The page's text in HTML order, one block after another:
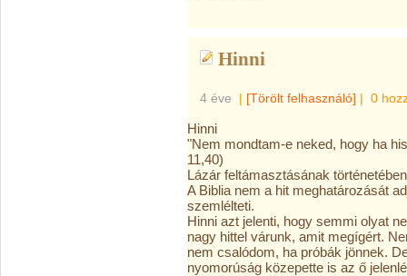
Hinni
4 éve | [Törölt felhasználó] | 0
Hinni
"Nem mondtam-e neked, hogy ha
11,40)
Lázár feltámasztásának
A Biblia nem a hit meghatározását
szemlélteti.
Hinni azt jelenti, hogy semmi olyat
nagy hittel várunk, amit megígért.
nem csalódom, ha próbák jönnek.
nyomorúság közepette is az ő